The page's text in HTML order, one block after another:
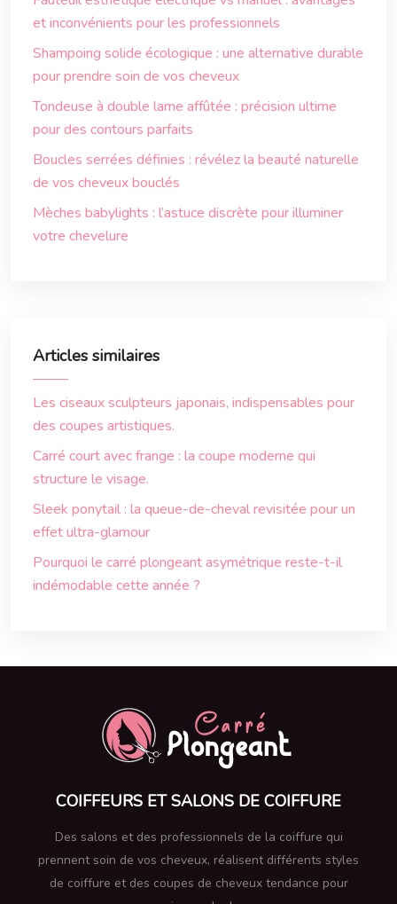
et inconvénients pour les professionnels
Shampoing solide écologique : une alternative durable
pour prendre soin de vos cheveux
Tondeuse à double lame affûtée : précision ultime
pour des contours parfaits
Boucles serrées définies : révélez la beauté naturelle
de vos cheveux bouclés
Mèches babylights : l’astuce discrète pour illuminer
votre chevelure
Articles similaires
Les ciseaux sculpteurs japonais, indispensables pour
des coupes artistiques.
Carré court avec frange : la coupe moderne qui
structure le visage.
Sleek ponytail : la queue-de-cheval revisitée pour un
effet ultra-glamour
Pourquoi le carré plongeant asymétrique reste-t-il
indémodable cette année ?
COIFFEURS ET SALONS DE COIFFURE
Des salons et des professionnels de la coiffure qui
prennent soin de vos cheveux, réalisent différents styles
de coiffure et des coupes de cheveux tendance pour